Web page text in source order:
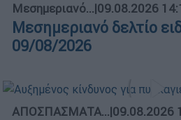
Μεσημεριανό...|09.08.2026
Μεσημεριανό δελτίο
09/08/2026
ΑΠΟΣΠΑΣΜΑΤΑ...|09.08.2026